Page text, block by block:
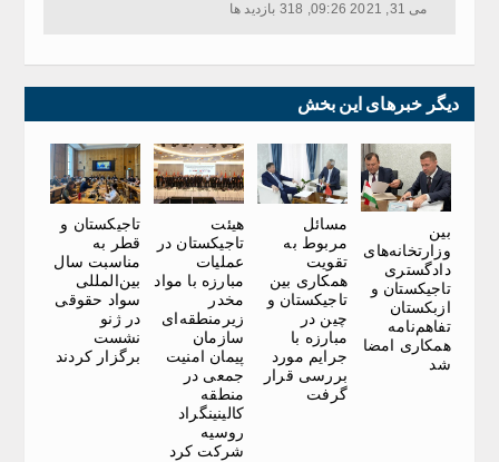
می 31, 2021 09:26, 318 بازدید ها
دیگر خبرهای این بخش
بین
وزارتخانه‌های
دادگستری
تاجیکستان و
ازبکستان
تفاهم‌نامه‌
همکاری امضا
شد
مسائل
مربوط به
تقویت
همکاری بین
تاجیکستان و
چین در
مبارزه با
جرایم مورد
بررسی قرار
گرفت
هیئت
تاجیکستان در
عملیات
مبارزه با مواد
مخدر
زیرمنطقه‌ای
سازمان
پیمان امنیت
جمعی در
منطقه
کالینینگراد
روسیه
شرکت کرد
تاجیکستان و
قطر به
مناسبت سال
بین‌المللی
سواد حقوقی
در ژنو
نشست
برگزار کردند